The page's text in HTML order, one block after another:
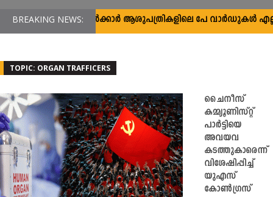
BREAKING NEWS:സർക്കാർ ആശുപത്രികളിലെ പേ വാർഡുകൾ
TOPIC: ORGAN TRAFFICERS
ചൈനീസ്
കമ്മ്യൂണിസ്റ്റ്
പാർട്ടിയെ
അവയവ
കടത്തുകാരെന്ന്
വിശേഷിപ്പിച്ച്
യുഎസ്
കോൺഗ്രസ്